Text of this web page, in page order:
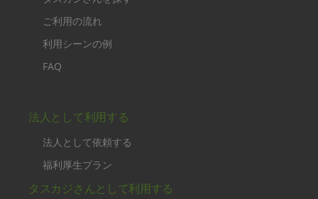
ご利用の流れ
利用シーンの例
FAQ
法人として利用する
法人として依頼する
福利厚生プラン
タスカジさんとして利用する